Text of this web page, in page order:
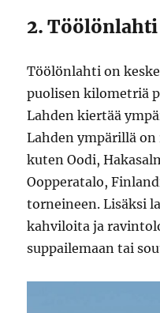
2. Töölönlahti
Töölönlahti on
puolisen kilometriä
Lahden kiertää
Lahden ympärillä
kuten Oodi,
Oopperatalo,
torneineen. Lisäksi
kahviloita ja
suppailemaan tai